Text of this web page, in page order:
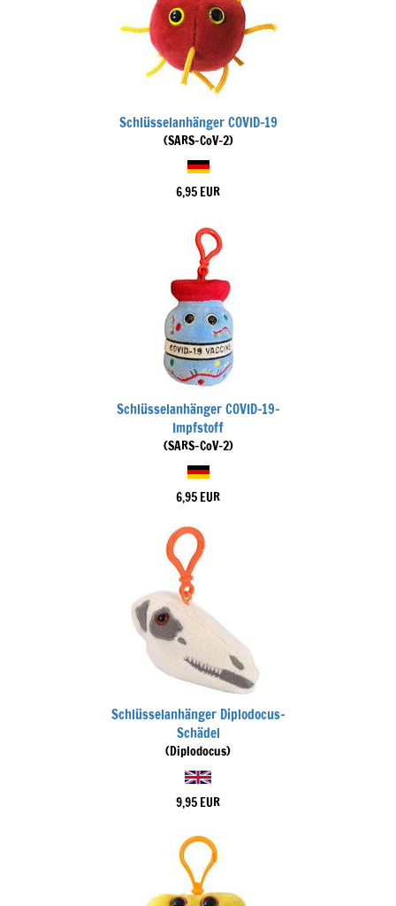
Schlüsselanhänger COVID-19
(SARS-CoV-2)
6,95 EUR
Schlüsselanhänger COVID-19-
Impfstoff
(SARS-CoV-2)
6,95 EUR
Schlüsselanhänger Diplodocus-
Schädel
(Diplodocus)
9,95 EUR